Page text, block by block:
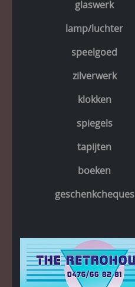
glaswerk
lamp/luchter
speelgoed
zilverwerk
klokken
spiegels
tapijten
boeken
geschenkcheques